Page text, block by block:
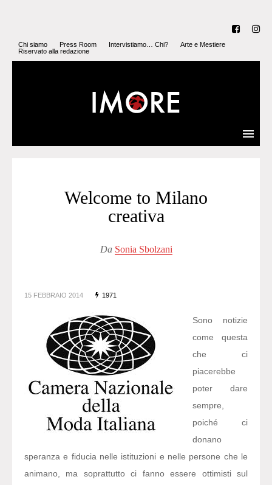
Chi siamo Press Room Intervistiamo… Chi?
Arte e Mestiere
Riservato alla redazione
Welcome to Milano
creativa
Da Sonia Sbolzani
15 FEBBRAIO 2014 1971
Sono notizie
come questa
che ci
piacerebbe
poter dare
sempre,
poiché ci
donano
speranza e fiducia nelle istituzioni e nelle persone che le
animano, ma soprattutto ci fanno essere ottimisti sul